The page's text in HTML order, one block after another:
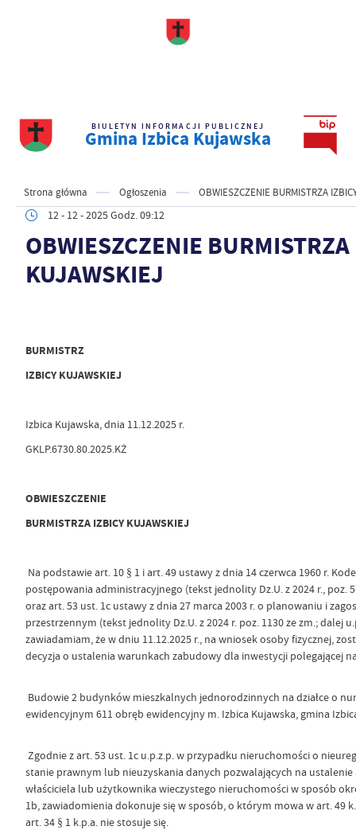
BIULETYN INFORMACJI PUBLICZNEJ
Gmina Izbica Kujawska
Strona główna Ogłoszenia OBWIESZCZENIE BURMISTRZA
12 - 12 - 2025 Godz. 09:12
OBWIESZCZENIE
KUJAWSKIEJ
BURMISTRZ
IZBICY KUJAWSKIEJ
Izbica Kujawska, dnia 11.12.2025 r.
GKLP.6730.80.2025.KŻ
OBWIESZCZENIE
BURMISTRZA IZBICY KUJAWSKIEJ
Na podstawie art. 10 § 1 i art. 49 ustawy z dnia 14 czerwca 1960 r.
postępowania administracyjnego (tekst jednolity Dz.U. z 2024 r., poz.
oraz art. 53 ust. 1c ustawy z dnia 27 marca 2003 r. o planowaniu i
przestrzennym (tekst jednolity Dz.U. z 2024 r. poz. 1130 ze zm.; dalej
zawiadamiam, że w dniu 11.12.2025 r., na wniosek osoby fizycznej,
decyzja o ustalenia warunkach zabudowy dla inwestycji polegającej
Budowie 2 budynków mieszkalnych jednorodzinnych na działce o
ewidencyjnym 611 obręb ewidencyjny m. Izbica Kujawska, gmina
Zgodnie z art. 53 ust. 1c u.p.z.p. w przypadku nieruchomości o
stanie prawnym lub nieuzyskania danych pozwalających na ustalenie
właściciela lub użytkownika wieczystego nieruchomości w sposób
1b, zawiadomienia dokonuje się w sposób, o którym mowa w art. 49
art. 34 § 1 k.p.a. nie stosuje się.